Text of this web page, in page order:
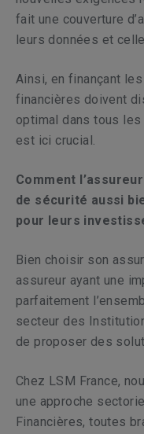
fait une couverture
leurs données et
Ainsi, en finançant
financières doivent
optimal dans tous les
est ici crucial.
Comment
de sécurité aussi
pour leurs
Bien choisir son
assureur ayant une
parfaitement
secteur des
de proposer des
Chez LSM France,
une approche
Financières, toutes